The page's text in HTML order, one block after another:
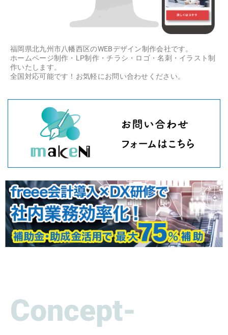
福岡県北九州市八幡西区のWEBデザイン制作会社です。
ホームページ制作・LP制作・チラシ・ロゴ・名刺・イラスト制
作いたします。
全国対応可能です！お気軽にお問い合わせください。
Concept-